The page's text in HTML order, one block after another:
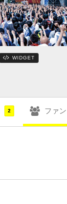
WIDGET
2 ファン